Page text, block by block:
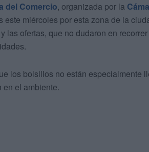
del Comercio, organizada por la
este miércoles por esta zona de la
las ofertas, que no dudaron en
los bolsillos no están especialmente
en el ambiente.